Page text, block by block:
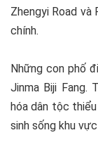
Zhengyi Road và
chính.
Những con phố
Jinma Biji Fang.
hóa dân tộc thiểu
sinh sống khu vực